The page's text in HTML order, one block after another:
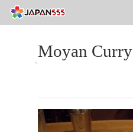
Moyan Curry